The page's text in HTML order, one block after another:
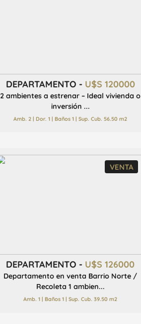
DEPARTAMENTO - U$S 120000
2 ambientes a estrenar – Ideal vivienda o
inversión ...
Amb. 2 | Dor. 1 | Baños 1 | Sup. Cub. 56.50 m2
VENTA
DEPARTAMENTO - U$S 126000
Departamento en venta Barrio Norte /
Recoleta 1 ambien...
Amb. 1 | Baños 1 | Sup. Cub. 39.50 m2